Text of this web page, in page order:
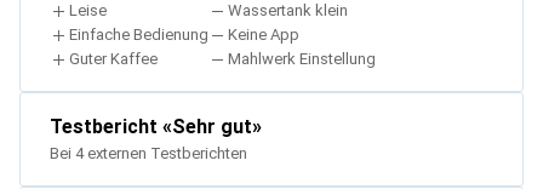
Leise
Einfache Bedienung
Guter Kaffee
Wassertank klein
Keine App
Mahlwerk Einstellung
Testbericht «Sehr gut»
Bei 4 externen Testberichten